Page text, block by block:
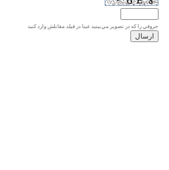
حروفي را كه در تصوير مي‌بينيد عينا در فيلد مقابلش وارد كنيد